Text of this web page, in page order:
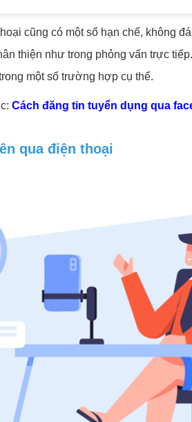
cũng có một số hạn chế, không
thiện như trong phỏng vấn trực
một số trường hợp cụ thể.
Cách đăng tin tuyển dụng qua
qua điện thoại